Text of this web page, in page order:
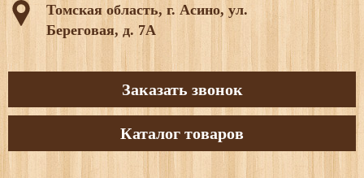
Томская область, г. Асино, ул.
Береговая, д. 7А
Заказать звонок
Каталог товаров